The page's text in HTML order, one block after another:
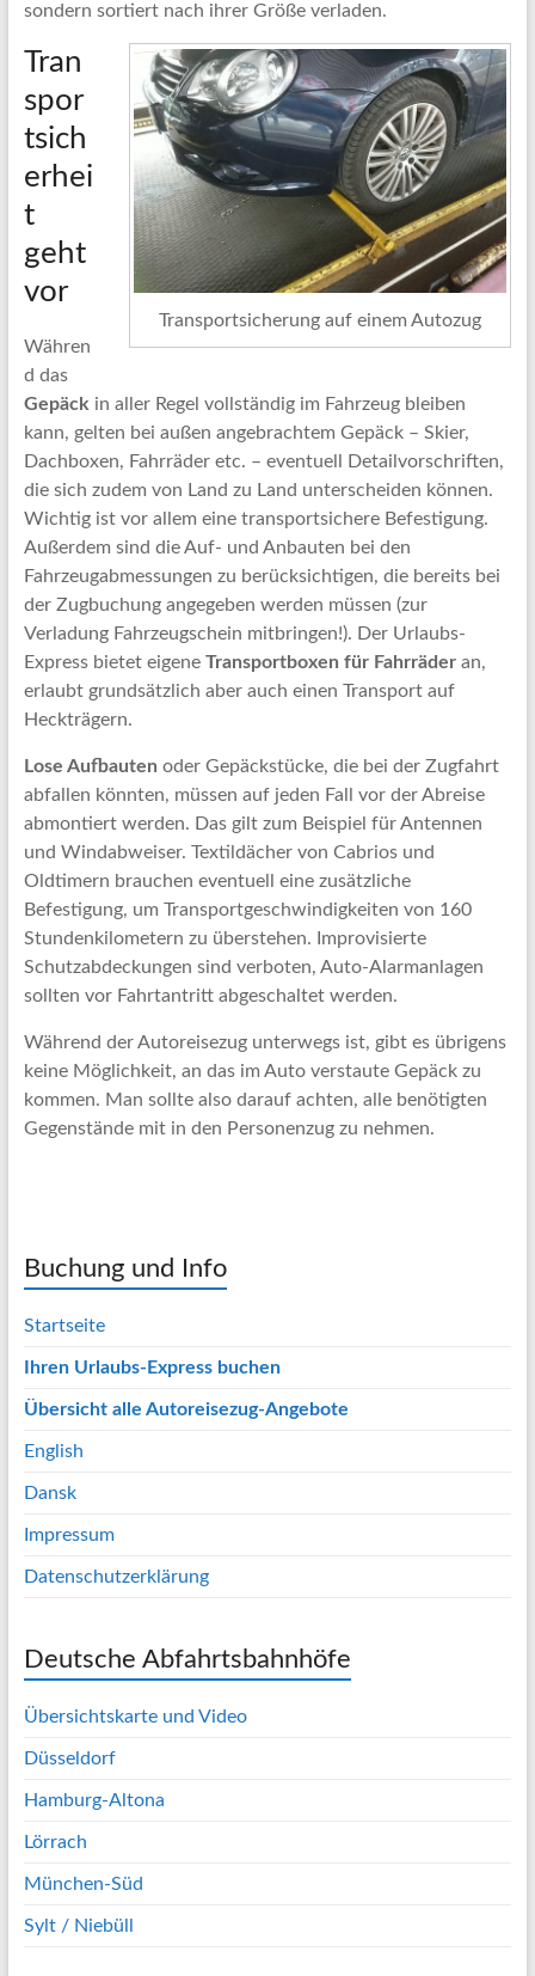
sondern sortiert nach ihrer Größe verladen.
Transportsicherung auf einem Autozug
Tran
spor
tsich
erhei
t
geht
vor
Währen
d das
Gepäckin aller Regel vollständig im Fahrzeug bleiben
kann, gelten bei außen angebrachtem Gepäck – Skier,
Dachboxen, Fahrräder etc. – eventuell Detailvorschriften,
die sich zudem von Land zu Land unterscheiden können.
Wichtig ist vor allem eine transportsichere Befestigung.
Außerdem sind die Auf- und Anbauten bei den
Fahrzeugabmessungen zu berücksichtigen, die bereits bei
der Zugbuchung angegeben werden müssen (zur
Verladung Fahrzeugschein mitbringen!). Der Urlaubs-
Express bietet eigene Transportboxen für Fahrräderan,
erlaubt grundsätzlich aber auch einen Transport auf
Heckträgern.
Lose Aufbauten oder Gepäckstücke, die bei der Zugfahrt
abfallen könnten, müssen auf jeden Fall vor der Abreise
abmontiert werden. Das gilt zum Beispiel für Antennen
und Windabweiser. Textildächer von Cabrios und
Oldtimern brauchen eventuell eine zusätzliche
Befestigung, um Transportgeschwindigkeiten von 160
Stundenkilometern zu überstehen. Improvisierte
Schutzabdeckungen sind verboten, Auto-Alarmanlagen
sollten vor Fahrtantritt abgeschaltet werden.
Während der Autoreisezug unterwegs ist, gibt es übrigens
keine Möglichkeit, an das im Auto verstaute Gepäck zu
kommen. Man sollte also darauf achten, alle benötigten
Gegenstände mit in den Personenzug zu nehmen.
Buchung und Info
Startseite
Ihren Urlaubs-Express buchen
Übersicht alle Autoreisezug-Angebote
English
Dansk
Impressum
Datenschutzerklärung
Deutsche Abfahrtsbahnhöfe
Übersichtskarte und Video
Düsseldorf
Hamburg-Altona
Lörrach
München-Süd
Sylt / Niebüll